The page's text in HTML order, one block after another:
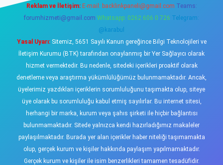
Reklam ve İletişim: E-mail: backlinkpaneli@gmail.com Teams:
forumhizmeti@gmail.com Whatsapp: 0262 606 0 726 Telegram:
@karabul
Yasal Uyarı:Sitemiz, 5651 Sayılı Kanun gereğince Bilgi Teknolojileri ve
İletişim Kurumu (BTK) tarafından onaylanmış bir Yer Sağlayıcı olarak
hizmet vermektedir. Bu nedenle, sitedeki içerikleri proaktif olarak
denetleme veya araştırma yükümlülüğümüz bulunmamaktadır. Ancak,
üyelerimiz yazdıkları içeriklerin sorumluluğunu taşımakta olup, siteye
üye olarak bu sorumluluğu kabul etmiş sayılırlar. Bu internet sitesi,
herhangi bir marka, kurum veya şahıs şirketi ile hiçbir bağlantısı
bulunmamaktadır. Sitede yalnızca kendi hazırladığımız makaleler
paylaşılmaktadır. Burada yer alan içerikler haber niteliği taşımamakta
olup, gerçek kurum ve kişiler hakkında paylaşım yapılmamaktadır.
Gerçek kurum ve kişiler ile isim benzerlikleri tamamen tesadüfidir.